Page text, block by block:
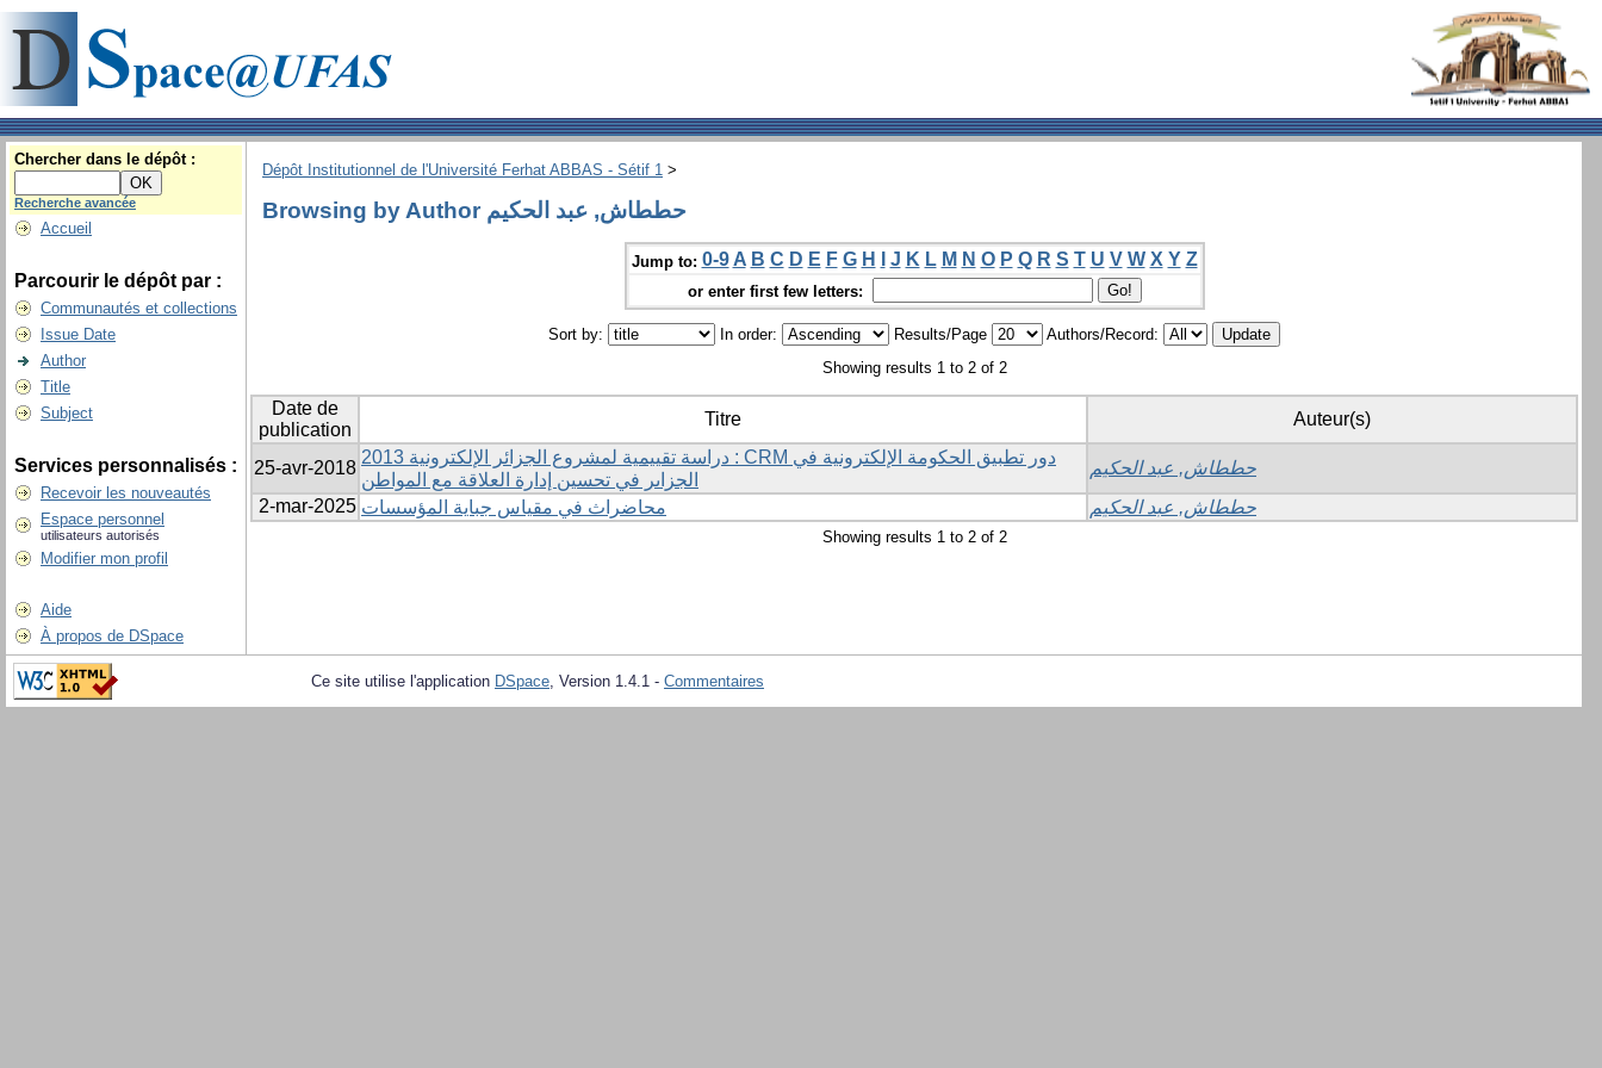
Chercher dans le dépôt :
Recherche avancée
Accueil
Parcourir le dépôt par :
Communautés et collections
Issue Date
Author
Title
Subject
Services personnalisés :
Recevoir les nouveautés
Espace personnel
utilisateurs autorisés
Modifier mon profil
Aide
À propos de DSpace
Dépôt Institutionnel de l'Université Ferhat ABBAS - Sétif 1 >
Browsing by Author حططاش, عبد الحكيم
Jump to: 0-9 A B C D E F G H J K L M N O P Q R S T U V W X Y Z
or enter first few letters:
Sort by: In order: Results/Page
Authors/Record:
Showing results 1 to 2 of 2
Date de
publication
Titre Auteur(s)
25-avr-2018
دراسة تقييمية لمشروع الجزائر الإلكترونية 2013 : CRM دور تطبيق الحكومة الإلكترونية في
الجزاىر في تحسين إدارة العلاقة مع المواطن
حططاش, عبد الحكيم
2-mar-2025 محاضراث في مقياس جباية المؤسسات حططاش, عبد الحكيم
Showing results 1 to 2 of 2
Ce site utilise l'application DSpace, Version 1.4.1 - Commentaires